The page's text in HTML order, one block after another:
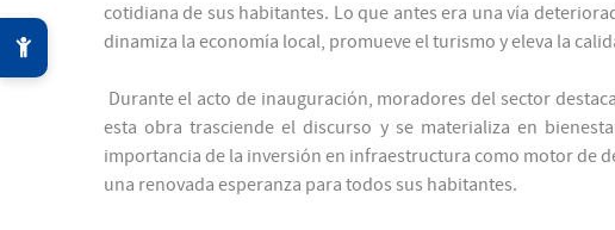
cotidiana de sus habitantes. Lo que antes era una vía
dinamiza la economía local, promueve el turismo y eleva la
Durante el acto de inauguración, moradores del sector
esta obra trasciende el discurso y se materializa en
importancia de la inversión en infraestructura como motor de
una renovada esperanza para todos sus habitantes.